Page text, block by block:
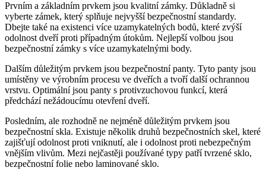
Prvním a základním prvkem jsou kvalitní zámky. Důkladně si
vyberte zámek, který splňuje nejvyšší bezpečnostní standardy.
Dbejte také na existenci více uzamykatelných bodů, které zvýší
odolnost dveří proti případným útokům. Nejlepší volbou jsou
bezpečnostní zámky s více uzamykatelnými body.
Dalším důležitým prvkem jsou bezpečnostní panty. Tyto panty jsou
umístěny ve výrobním procesu ve dveřích a tvoří další ochrannou
vrstvu. Optimální jsou panty s protivzuchovou funkcí, která
předchází nežádoucímu otevření dveří.
Posledním, ale rozhodně ne nejméně důležitým prvkem jsou
bezpečnostní skla. Existuje několik druhů bezpečnostních skel, které
zajišťují odolnost proti vniknutí, ale i odolnost proti nebezpečným
vnějším vlivům. Mezi nejčastěji používané typy patří tvrzené sklo,
bezpečnostní folie nebo laminované sklo.